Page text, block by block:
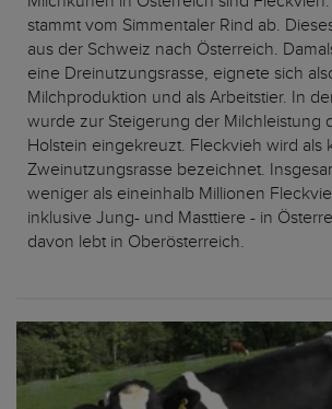
stammt vom Simmentaler Rind ab.
aus der Schweiz nach Österreich.
eine Dreinutzungsrasse, eignete sich
Milchproduktion und als Arbeitstier. In
wurde zur Steigerung der Milchleistung
Holstein eingekreuzt. Fleckvieh wird als
Zweinutzungsrasse bezeichnet.
weniger als eineinhalb Millionen
inklusive Jung- und Masttiere - in
davon lebt in Oberösterreich.